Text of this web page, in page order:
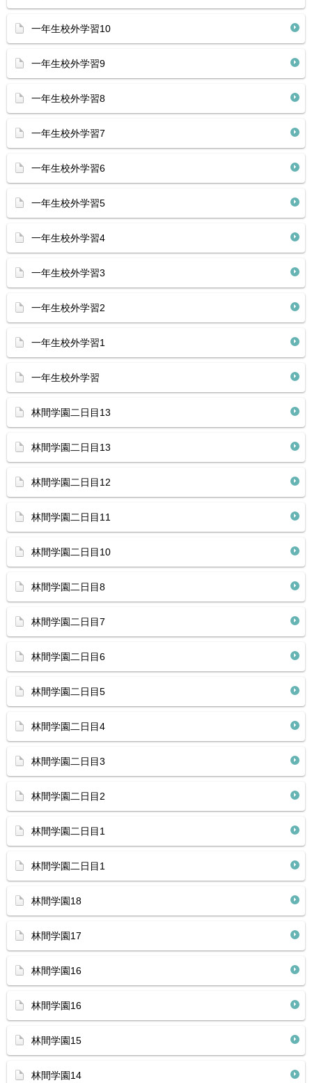
一年生校外学習10
一年生校外学習9
一年生校外学習8
一年生校外学習7
一年生校外学習6
一年生校外学習5
一年生校外学習4
一年生校外学習3
一年生校外学習2
一年生校外学習1
一年生校外学習
林間学園二日目13
林間学園二日目13
林間学園二日目12
林間学園二日目11
林間学園二日目10
林間学園二日目8
林間学園二日目7
林間学園二日目6
林間学園二日目5
林間学園二日目4
林間学園二日目3
林間学園二日目2
林間学園二日目1
林間学園二日目1
林間学園18
林間学園17
林間学園16
林間学園16
林間学園15
林間学園14